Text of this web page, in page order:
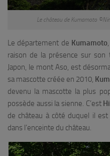
Le château de Kumamoto
Le département de Kumamoto
raison de la présence sur
Japon, le mont Aso, est
sa mascotte créée en 2010,
devenu la mascotte la plus
possède aussi la sienne. C’est
de château à côté duquel il
dans l’enceinte du château.